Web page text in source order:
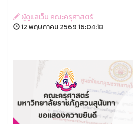
ผู้ดูแลเว็บ คณะครุศาสตร์
12 พฤษภาคม 2569 16:04:18